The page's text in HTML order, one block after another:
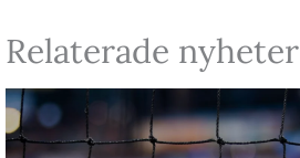
Relaterade nyheter